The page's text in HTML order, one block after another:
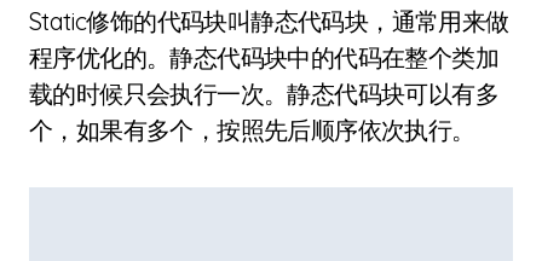
Static修饰的代码块叫静态代码块，通常用来做
程序优化的。静态代码块中的代码在整个类加
载的时候只会执行一次。静态代码块可以有多
个，如果有多个，按照先后顺序依次执行。